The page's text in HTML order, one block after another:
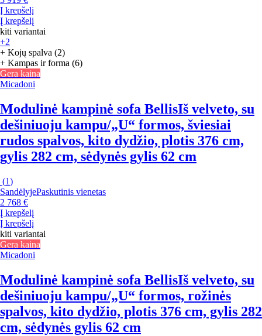
Į krepšelį
Į krepšelį
kiti variantai
+2
+ Kojų spalva (2)
+ Kampas ir forma (6)
Gera kaina
Micadoni
Modulinė kampinė sofa BellisIš velveto, su
dešiniuoju kampu/„U“ formos, šviesiai
rudos spalvos, kito dydžio, plotis 376 cm,
gylis 282 cm, sėdynės gylis 62 cm
(1)
SandėlyjePaskutinis vienetas
2 768 €
Į krepšelį
Į krepšelį
kiti variantai
Gera kaina
Micadoni
Modulinė kampinė sofa BellisIš velveto, su
dešiniuoju kampu/„U“ formos, rožinės
spalvos, kito dydžio, plotis 376 cm, gylis 282
cm, sėdynės gylis 62 cm